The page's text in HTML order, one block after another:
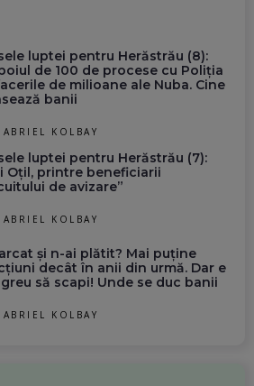
luptei pentru Herăstrău (8):
de 100 de procese cu Poliția
de milioane ale Nuba. Cine
banii
KOLBAY
luptei pentru Herăstrău (7):
Oțil, printre beneficiarii
de avizare”
KOLBAY
și n-ai plătit? Mai puține
decât în anii din urmă. Dar e
să scapi! Unde se duc banii
KOLBAY